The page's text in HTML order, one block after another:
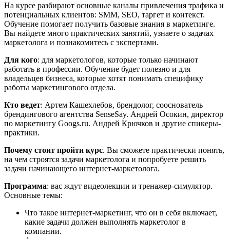
На курсе разбирают основные каналы привлечения трафика и
потенциальных клиентов: SMM, SEO, таргет и контекст.
Обучение помогает получить базовые знания в маркетинге.
Вы найдете много практических занятий, узнаете о задачах
маркетолога и познакомитесь с экспертами.
Для кого: для маркетологов, которые только начинают
работать в профессии. Обучение будет полезно и для
владельцев бизнеса, которые хотят понимать специфику
работы маркетингового отдела.
Кто ведет: Артем Кашехлебов, брендолог, сооснователь
брендингового агентства SenseSay. Андрей Осокин, директор
по маркетингу Googs.ru. Андрей Крючков и другие спикеры-
практики.
Почему стоит пройти курс. Вы сможете практически понять,
на чем строятся задачи маркетолога и попробуете решить
задачи начинающего интернет-маркетолога.
Программа: вас ждут видеолекции и тренажер-симулятор.
Основные темы:
Что такое интернет-маркетинг, что он в себя включает,
какие задачи должен выполнять маркетолог в
компании.